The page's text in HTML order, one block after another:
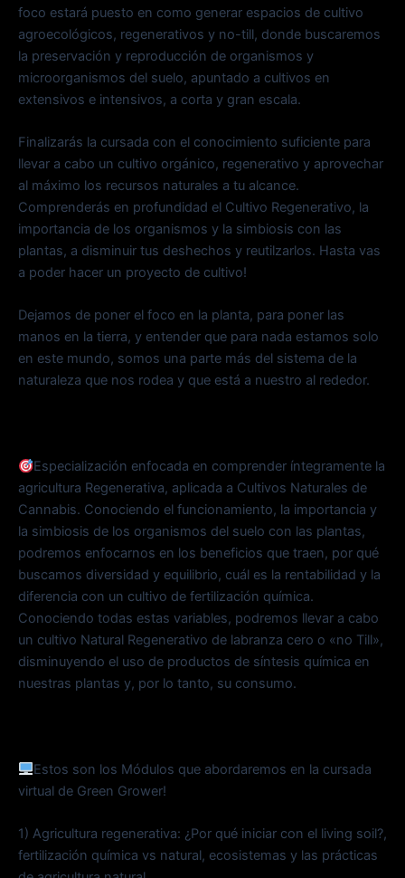
foco estará puesto en como generar espacios de cultivo
agroecológicos, regenerativos y no-till, donde buscaremos
la preservación y reproducción de organismos y
microorganismos del suelo, apuntado a cultivos en
extensivos e intensivos, a corta y gran escala.
Finalizarás la cursada con el conocimiento suficiente para
llevar a cabo un cultivo orgánico, regenerativo y aprovechar
al máximo los recursos naturales a tu alcance.
Comprenderás en profundidad el Cultivo Regenerativo, la
importancia de los organismos y la simbiosis con las
plantas, a disminuir tus deshechos y reutilzarlos. Hasta vas
a poder hacer un proyecto de cultivo!
Dejamos de poner el foco en la planta, para poner las
manos en la tierra, y entender que para nada estamos solo
en este mundo, somos una parte más del sistema de la
naturaleza que nos rodea y que está a nuestro al rededor.
Especialización enfocada en comprender íntegramente la
agricultura Regenerativa, aplicada a Cultivos Naturales de
Cannabis. Conociendo el funcionamiento, la importancia y
la simbiosis de los organismos del suelo con las plantas,
podremos enfocarnos en los beneficios que traen, por qué
buscamos diversidad y equilibrio, cuál es la rentabilidad y la
diferencia con un cultivo de fertilización química.
Conociendo todas estas variables, podremos llevar a cabo
un cultivo Natural Regenerativo de labranza cero o «no Till»,
disminuyendo el uso de productos de síntesis química en
nuestras plantas y, por lo tanto, su consumo.
Estos son los Módulos que abordaremos en la cursada
virtual de Green Grower!
1) Agricultura regenerativa: ¿Por qué iniciar con el living soil?,
fertilización química vs natural, ecosistemas y las prácticas